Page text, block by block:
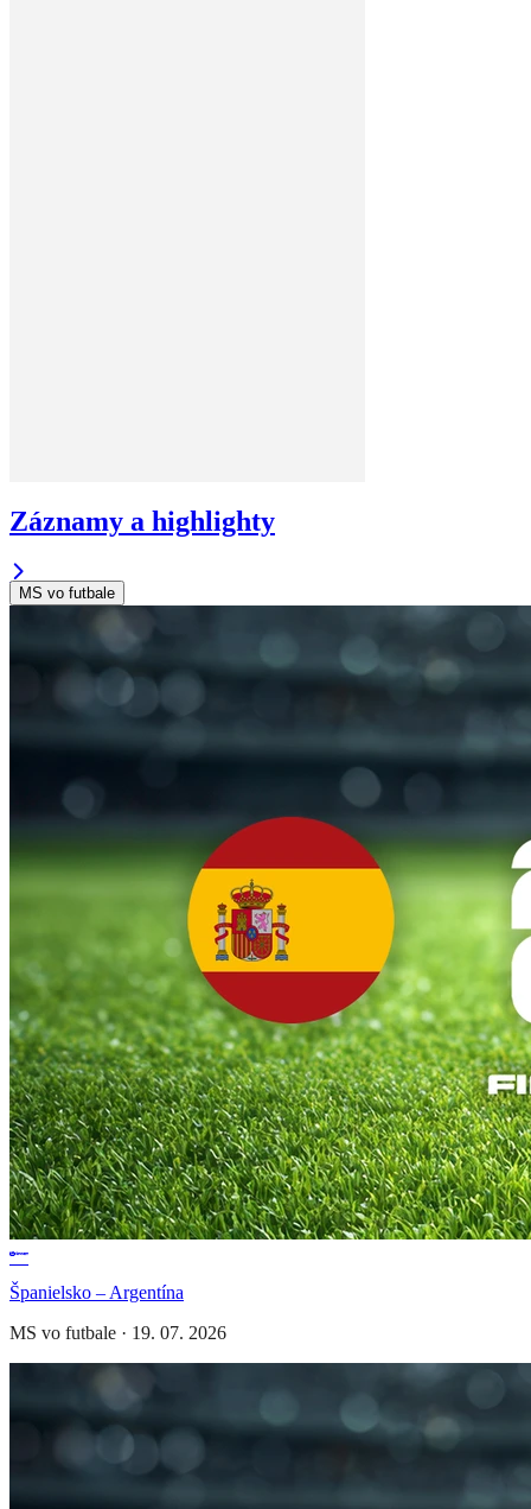
Záznamy a highlighty
MS vo futbale
Španielsko – Argentína
MS vo futbale · 19. 07. 2026